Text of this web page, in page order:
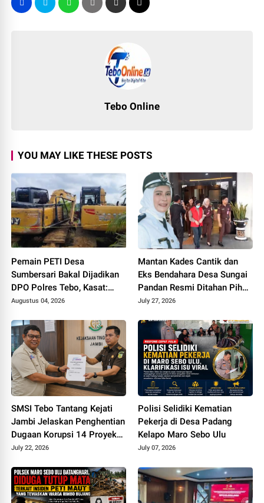
Tebo Online
YOU MAY LIKE THESE POSTS
Pemain PETI Desa
Sumbersari Bakal Dijadikan
DPO Polres Tebo, Kasat:
Karena Tak Pernah Penuhi
Augustus 04, 2026
Mantan Kades Cantik dan
Eks Bendahara Desa Sungai
Pandan Resmi Ditahan Pihak
Kejari Tebo Terkait Dugaan
July 27, 2026
SMSI Tebo Tantang Kejati
Jambi Jelaskan Penghentian
Dugaan Korupsi 14 Proyek
DPUPR Tebo
July 22, 2026
Polisi Selidiki Kematian
Pekerja di Desa Padang
Kelapo Maro Sebo Ulu
July 07, 2026